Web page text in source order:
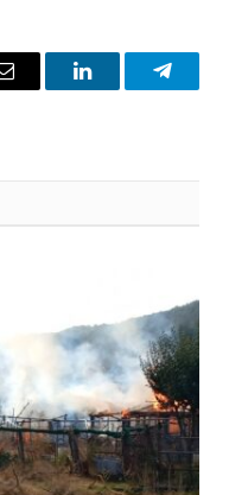
Email LinkedIn